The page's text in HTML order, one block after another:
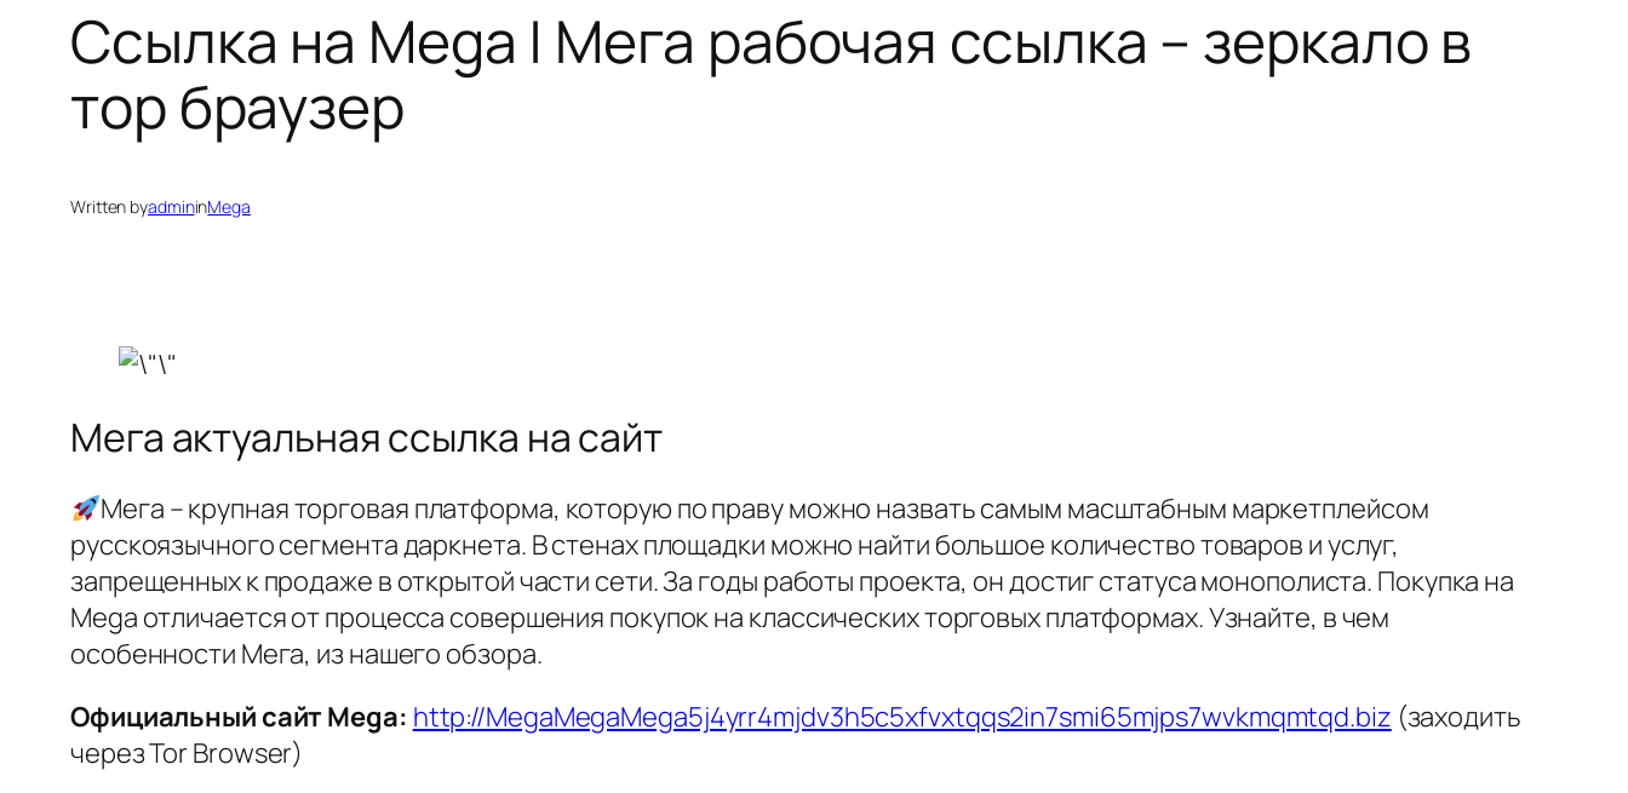
Ссылка на Mega | Мега рабочая ссылка – зеркало в
тор браузер
Written byadmininMega
Мега актуальная ссылка на сайт
Мега – крупная торговая платформа, которую по праву можно назвать самым масштабным маркетплейсом
русскоязычного сегмента даркнета. В стенах площадки можно найти большое количество товаров и услуг,
запрещенных к продаже в открытой части сети. За годы работы проекта, он достиг статуса монополиста. Покупка на
Mega отличается от процесса совершения покупок на классических торговых платформах. Узнайте, в чем
особенности Мега, из нашего обзора.
Официальный сайт Mega: http://MegaMegaMega5j4yrr4mjdv3h5c5xfvxtqqs2in7smi65mjps7wvkmqmtqd.biz (заходить
через Tor Browser)